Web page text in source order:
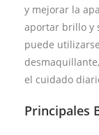
y mejorar la
aportar brillo y
puede
el cuidado
Principales